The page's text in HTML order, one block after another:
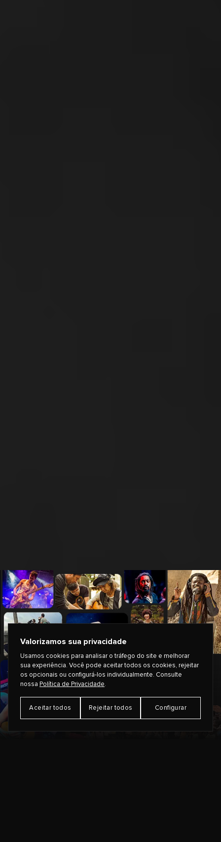
Valorizamos sua privacidade
Usamos cookies para analisar o tráfego do site e melhorar
sua experiência. Você pode aceitar todos os cookies, rejeitar
os opcionais ou configurá-los individualmente. Consulte
nossa Política de Privacidade.
Aceitar todos Rejeitar todos Configurar